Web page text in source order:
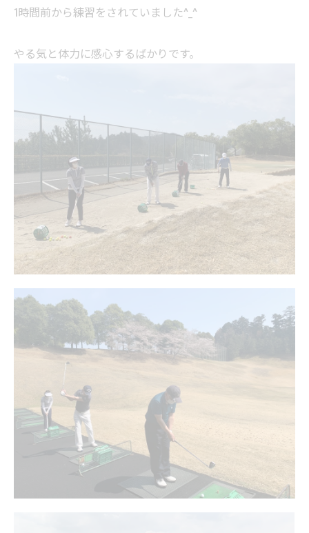
1時間前から練習をされていました^_^
やる気と体力に感心するばかりです。